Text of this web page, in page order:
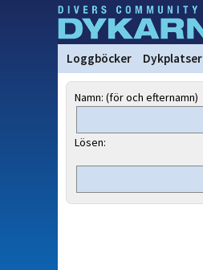
Loggböcker Dykplatser
Namn: (för och efternamn)
Lösen: